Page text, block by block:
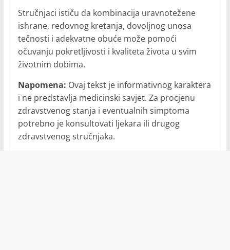
Stručnjaci ističu da kombinacija uravnotežene
ishrane, redovnog kretanja, dovoljnog unosa
tečnosti i adekvatne obuće može pomoći
očuvanju pokretljivosti i kvaliteta života u svim
životnim dobima.
Napomena: Ovaj tekst je informativnog karaktera
i ne predstavlja medicinski savjet. Za procjenu
zdravstvenog stanja i eventualnih simptoma
potrebno je konsultovati ljekara ili drugog
zdravstvenog stručnjaka.